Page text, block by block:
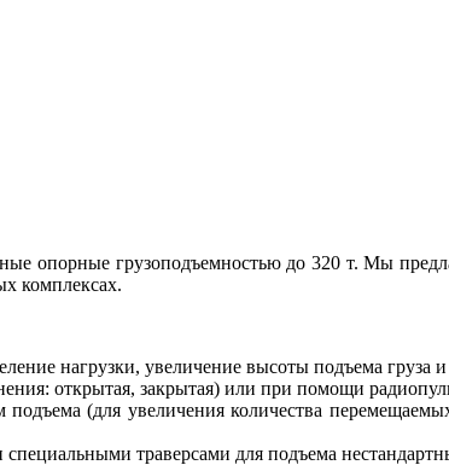
опорные грузоподъемностью до 320 т. Мы
комплексах.
нагрузки, увеличение высоты подъема
открытая, закрытая) или при помощи
(для увеличения количества
траверсами для подъема